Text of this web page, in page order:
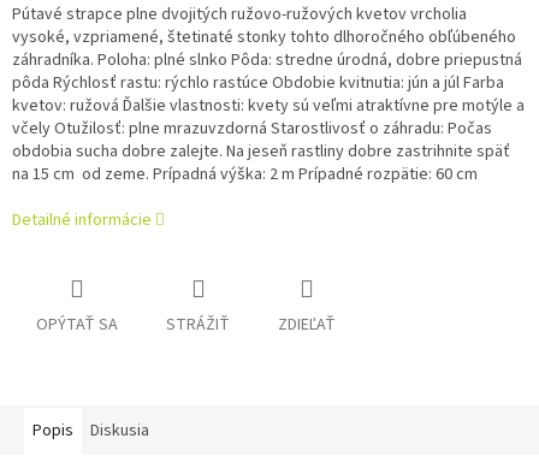
Pútavé strapce plne dvojitých ružovo-ružových kvetov vrcholia
vysoké, vzpriamené, štetinaté stonky tohto dlhoročného obľúbeného
záhradníka. Poloha: plné slnko Pôda: stredne úrodná, dobre priepustná
pôda Rýchlosť rastu: rýchlo rastúce Obdobie kvitnutia: jún a júl Farba
kvetov: ružová Ďalšie vlastnosti: kvety sú veľmi atraktívne pre motýle a
včely Otužilosť: plne mrazuvzdorná Starostlivosť o záhradu: Počas
obdobia sucha dobre zalejte. Na jeseň rastliny dobre zastrihnite späť
na 15 cm od zeme. Prípadná výška: 2 m Prípadné rozpätie: 60 cm
Detailné informácie
OPÝTAŤ SA STRÁŽIŤ ZDIEĽAŤ
Popis Diskusia